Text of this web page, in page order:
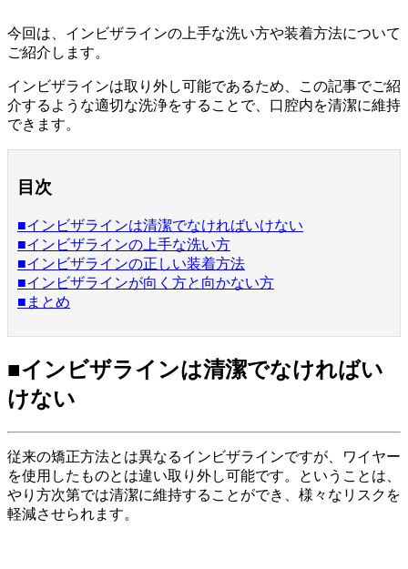
今回は、インビザラインの上手な洗い方や装着方法について
ご紹介します。
インビザラインは取り外し可能であるため、この記事でご紹
介するような適切な洗浄をすることで、口腔内を清潔に維持
できます。
目次
■インビザラインは清潔でなければいけない
■インビザラインの上手な洗い方
■インビザラインの正しい装着方法
■インビザラインが向く方と向かない方
■まとめ
■インビザラインは清潔でなければい
けない
従来の矯正方法とは異なるインビザラインですが、ワイヤー
を使用したものとは違い取り外し可能です。ということは、
やり方次第では清潔に維持することができ、様々なリスクを
軽減させられます。